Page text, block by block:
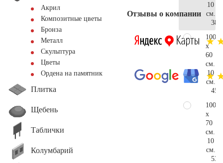
Акрил
Композитные цветы
Бронза
Металл
Скульптура
Цветы
Ордена на памятник
Плитка
Щебень
Таблички
Колумбарий
Отзывы о компании
10
см.
100
x
60
см.
10
см.
100
x
70
см.
10
см.